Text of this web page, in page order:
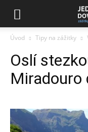
Úvod Tipy na zážitky
Oslí
Miradouro